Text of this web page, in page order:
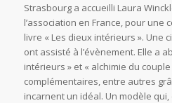
Strasbourg a accueilli Laura
l’association en France, pour
livre « Les dieux intérieurs ». Une
ont assisté à l’évènement. Elle a
intérieurs » et « alchimie du
complémentaires, entre autres
incarnent un idéal. Un modèle